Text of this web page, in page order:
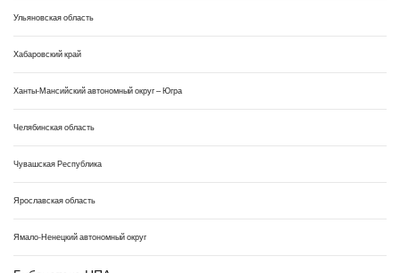
Ульяновская область
Хабаровский край
Ханты-Мансийский автономный округ – Югра
Челябинская область
Чувашская Республика
Ярославская область
Ямало-Ненецкий автономный округ